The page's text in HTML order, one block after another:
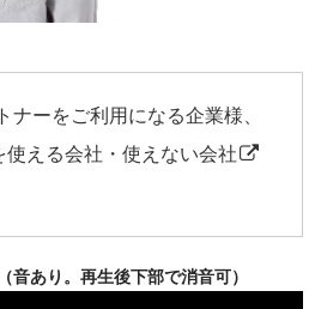
ナーをご利用になる企業様、
使える会社・使えない会社
音あり。再生後下部で消音可）